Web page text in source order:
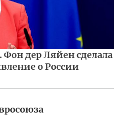
дер Ляйен сделала
о России